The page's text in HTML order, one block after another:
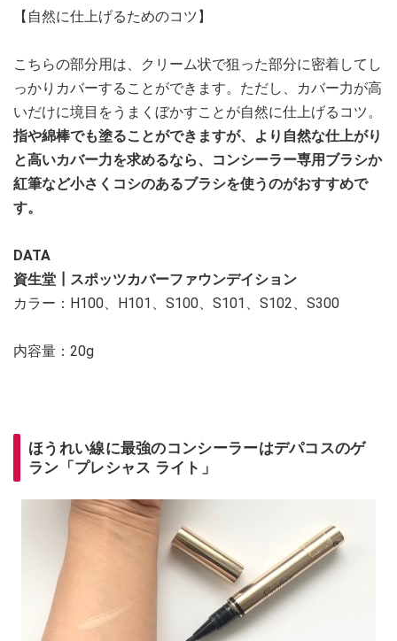
【自然に仕上げるためのコツ】
こちらの部分用は、クリーム状で狙った部分に密着してし
っかりカバーすることができます。ただし、カバー力が高
いだけに境目をうまくぼかすことが自然に仕上げるコツ。
指や綿棒でも塗ることができますが、より自然な仕上がり
と高いカバー力を求めるなら、コンシーラー専用ブラシか
紅筆など小さくコシのあるブラシを使うのがおすすめで
す。
DATA
資生堂┃スポッツカバーファウンデイション
カラー：H100、H101、S100、S101、S102、S300
内容量：20g
ほうれい線に最強のコンシーラーはデパコスのゲ
ラン「プレシャス ライト」